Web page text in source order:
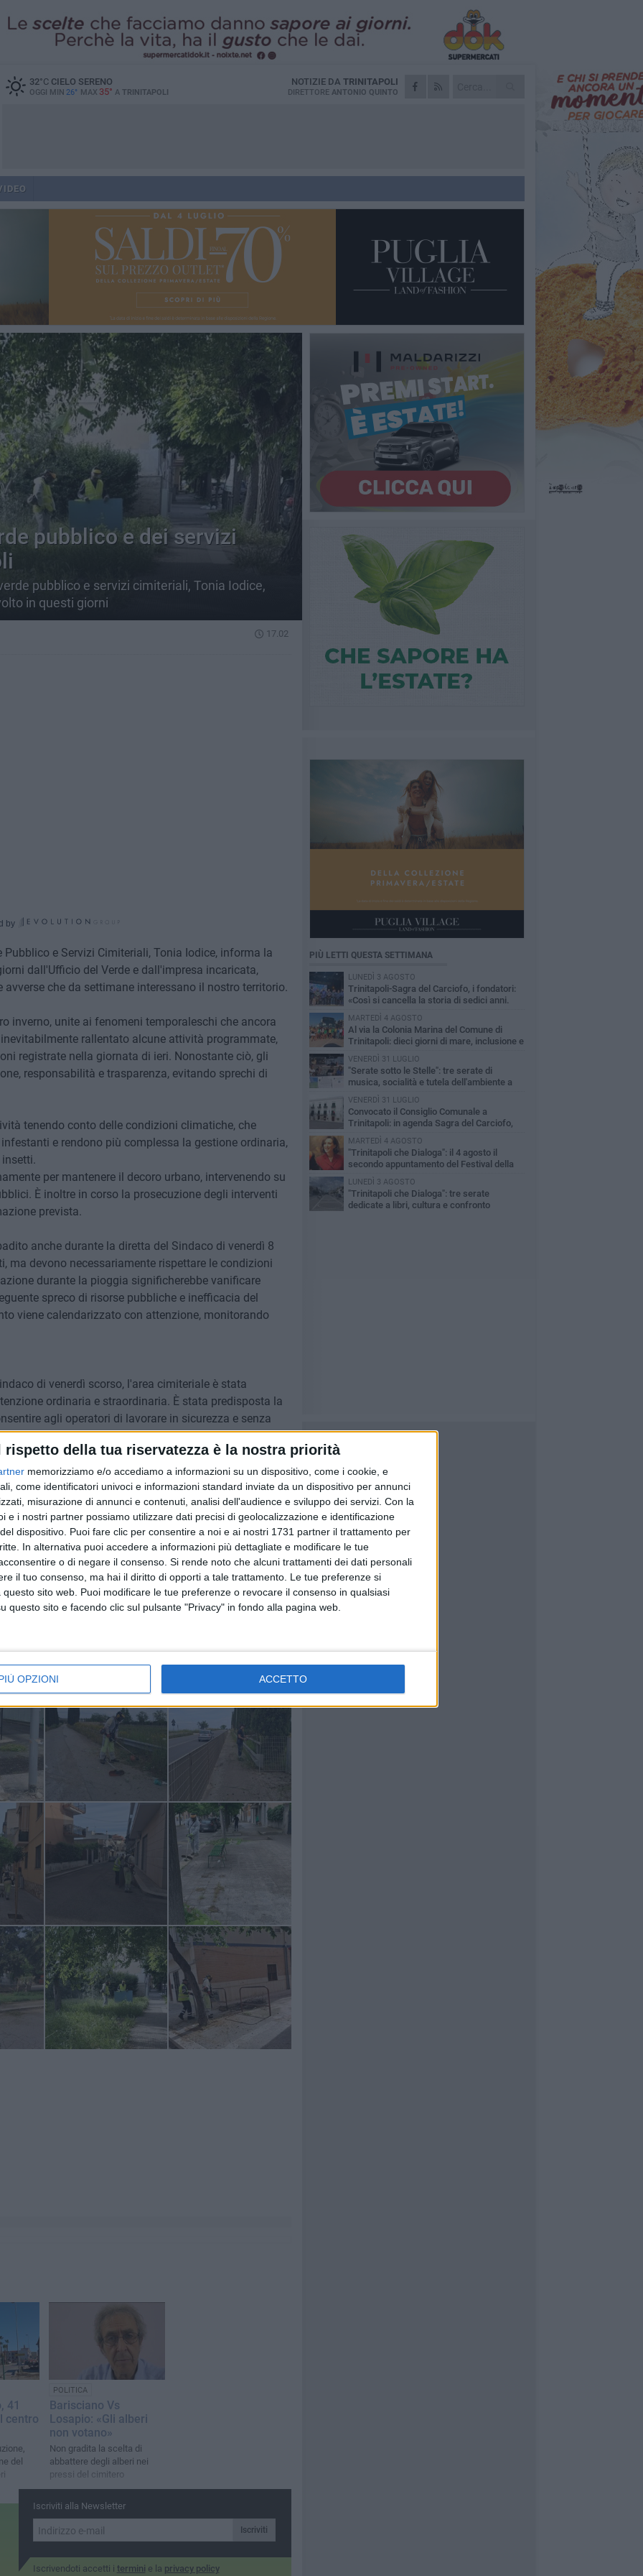
rispetto della tua riservatezza è la nostra priorità
memorizziamo e/o accediamo a informazioni su un dispositivo, come i cookie, e
come identificatori univoci e informazioni standard inviate da un dispositivo per annunci
misurazione di annunci e contenuti, analisi dell'audience e sviluppo dei servizi. Con la
e i nostri partner possiamo utilizzare dati precisi di geolocalizzazione e identificazione
dispositivo. Puoi fare clic per consentire a noi e ai nostri 1731 partner il trattamento per
In alternativa puoi accedere a informazioni più dettagliate e modificare le tue
o di negare il consenso. Si rende noto che alcuni trattamenti dei dati personali
il tuo consenso, ma hai il diritto di opporti a tale trattamento. Le tue preferenze si
sito web. Puoi modificare le tue preferenze o revocare il consenso in qualsiasi
questo sito e facendo clic sul pulsante "Privacy" in fondo alla pagina web.
OPZIONI ACCETTO
32°CCIELO SERENO
OGGI MIN 26° MAX 35° A TRINITAPOLI
NOTIZIE DA TRINITAPOLI
DIRETTORE ANTONIO QUINTO
pubblico e dei servizi
pubblico e servizi cimiteriali, Tonia Iodice,
in questi giorni
17.02
by
Pubblico e Servizi Cimiteriali, Tonia Iodice, informa la
dall'Ufficio del Verde e dall'impresa incaricata,
che da settimane interessano il nostro territorio.
inverno, unite ai fenomeni temporaleschi che ancora
rallentato alcune attività programmate,
registrate nella giornata di ieri. Nonostante ciò, gli
responsabilità e trasparenza, evitando sprechi di
tenendo conto delle condizioni climatiche, che
e rendono più complessa la gestione ordinaria,
per mantenere il decoro urbano, intervenendo su
È inoltre in corso la prosecuzione degli interventi
prevista.
anche durante la diretta del Sindaco di venerdì 8
ma devono necessariamente rispettare le condizioni
durante la pioggia significherebbe vanificare
spreco di risorse pubbliche e inefficacia del
viene calendarizzato con attenzione, monitorando
di venerdì scorso, l'area cimiteriale è stata
ordinaria e straordinaria. È stata predisposta la
agli operatori di lavorare in sicurezza e senza
trattate e ripulite. È stato ripulito anche il
al fine di agevolare l'accesso pedonale al
nel pieno rispetto della programmazione e delle
ogni servizio di competenza, con l'obiettivo di garantire
e trasparenza L'Assessorato all'Ambiente e
a disposizione per chiarimenti, interpellanze e
istituzionali e della correttezza amministrativa. Il
quando il maltempo rende più complesso il
responsabilità e trasparenza, nell'interesse esclusivo
41
centro
del
POLITICA
Barisciano Vs
Losapio: «Gli alberi
non votano»
Non gradita la scelta di
abbattere degli alberi nei
pressi del cimitero
Iscriviti alla Newsletter
Iscriviti
Iscrivendoti accetti i termini e la privacy policy
PIÙ LETTI QUESTA SETTIMANA
LUNEDÌ 3 AGOSTO
Trinitapoli-Sagra del Carciofo, i fondatori:
«Così si cancella la storia di sedici anni.
Senza il Comitato niente istituzionalizzazione»
MARTEDÌ 4 AGOSTO
Al via la Colonia Marina del Comune di
Trinitapoli: dieci giorni di mare, inclusione e
socialità per i più piccoli
VENERDÌ 31 LUGLIO
"Serate sotto le Stelle": tre serate di
musica, socialità e tutela dell'ambiente a
VENERDÌ 31 LUGLIO
Convocato il Consiglio Comunale a
Trinitapoli: in agenda Sagra del Carciofo,
videosorveglianza e sanità
MARTEDÌ 4 AGOSTO
"Trinitapoli che Dialoga": il 4 agosto il
secondo appuntamento del Festival della
Cultura tra libri, confronto e solidarietà
LUNEDÌ 3 AGOSTO
"Trinitapoli che Dialoga": tre serate
dedicate a libri, cultura e confronto